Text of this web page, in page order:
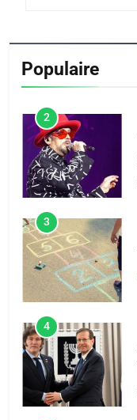
Populaire
2
3
4